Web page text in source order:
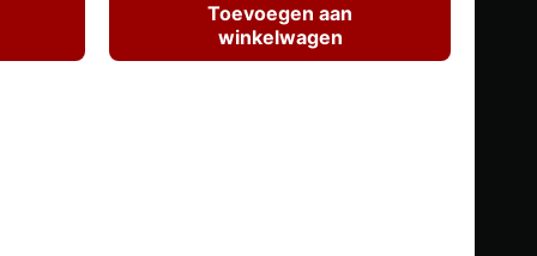
€14.95.€11.50.
Toevoegen aan
winkelwagen